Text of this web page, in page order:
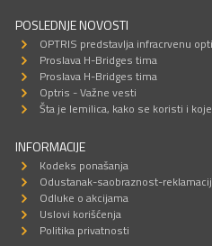
POSLEDNJE NOVOSTI
OPTRIS predstavlja infracrvenu
Proslava H-Bridges tima
Proslava H-Bridges tima
Optris - Važne vesti
Šta je lemilica, kako se koristi i
INFORMACIJE
Kodeks ponašanja
Odustanak-saobraznost-
Odluke o akcijama
Uslovi korišćenja
Politika privatnosti